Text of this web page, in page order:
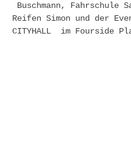
Buschmann, Fahrschule
Reifen Simon und der
CITYHALL  im Fourside